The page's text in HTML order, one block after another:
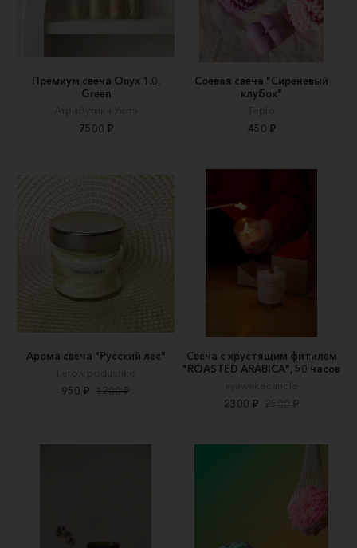
Премиум свеча Onyx 1.0,
Green
Атрибутика Уюта
7500 ₽
Соевая свеча "Сиреневый
клубок"
Teplo
450 ₽
Арома свеча "Русский лес"
Leto.v.podushke
950 ₽ 1200 ₽
Свеча с хрустящим фитилем
"ROASTED ARABICA", 50 часов
ayawakecandle
2300 ₽ 2500 ₽